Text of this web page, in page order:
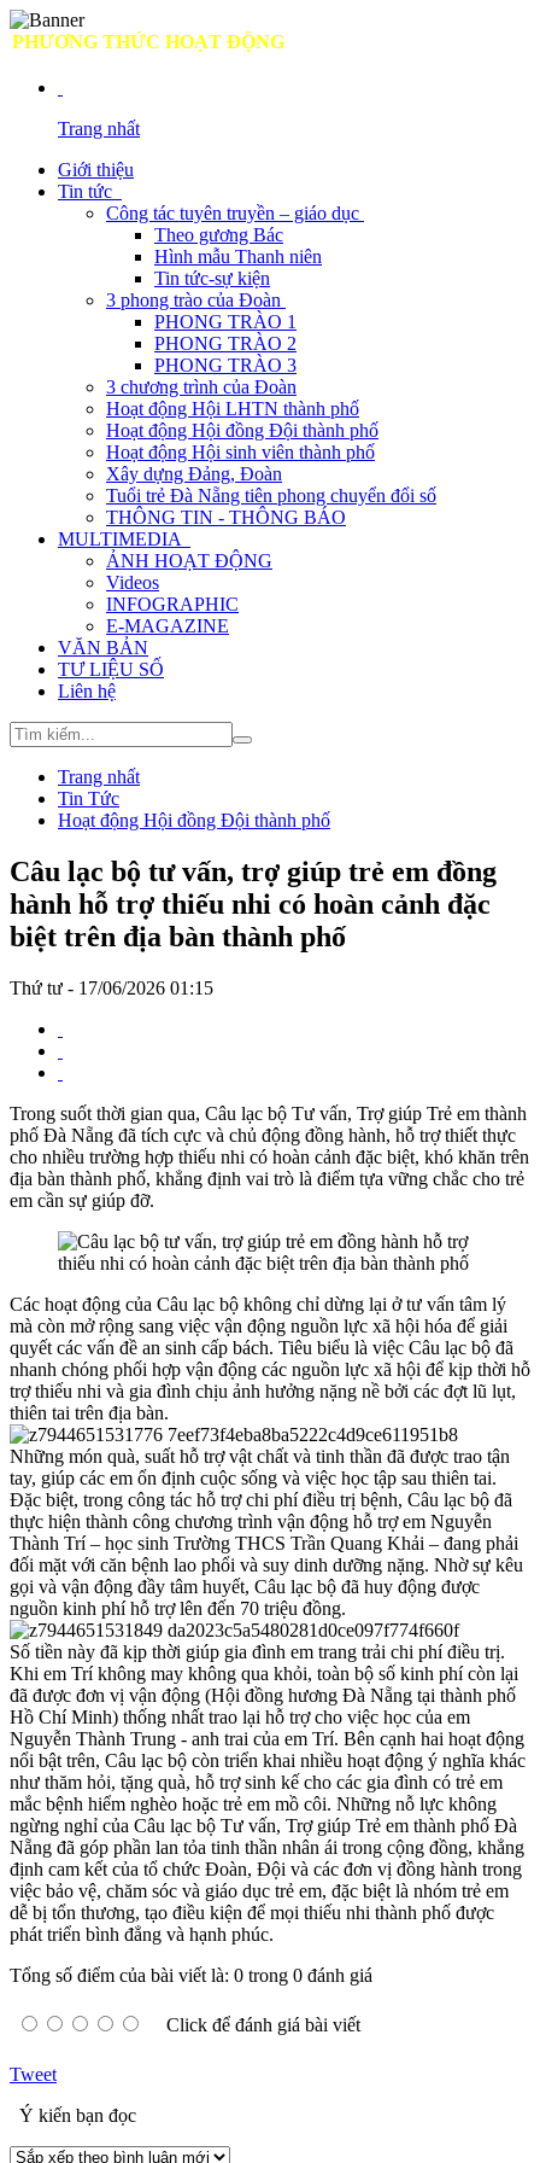
THỨC HOẠT ĐỘNG
Trang nhất
Giới thiệu
Tin tức
Công tác tuyên truyền – giáo dục
Theo gương Bác
Hình mẫu Thanh niên
Tin tức-sự kiện
3 phong trào của Đoàn
PHONG TRÀO 1
PHONG TRÀO 2
PHONG TRÀO 3
3 chương trình của Đoàn
Hoạt động Hội LHTN thành phố
Hoạt động Hội đồng Đội thành phố
Hoạt động Hội sinh viên thành phố
Xây dựng Đảng, Đoàn
Tuổi trẻ Đà Nẵng tiên phong chuyển đổi số
THÔNG TIN - THÔNG BÁO
MULTIMEDIA
ẢNH HOẠT ĐỘNG
Videos
INFOGRAPHIC
E-MAGAZINE
VĂN BẢN
TƯ LIỆU SỐ
Liên hệ
Trang nhất
Tin Tức
Hoạt động Hội đồng Đội thành phố
Câu lạc bộ tư vấn, trợ giúp trẻ em đồng
hành hỗ trợ thiếu nhi có hoàn cảnh đặc
biệt trên địa bàn thành phố
Thứ tư - 17/06/2026 01:15
Trong suốt thời gian qua, Câu lạc bộ Tư vấn, Trợ giúp Trẻ em thành
phố Đà Nẵng đã tích cực và chủ động đồng hành, hỗ trợ thiết thực
cho nhiều trường hợp thiếu nhi có hoàn cảnh đặc biệt, khó khăn trên
địa bàn thành phố, khẳng định vai trò là điểm tựa vững chắc cho trẻ
em cần sự giúp đỡ.
Các hoạt động của Câu lạc bộ không chỉ dừng lại ở tư vấn tâm lý
mà còn mở rộng sang việc vận động nguồn lực xã hội hóa để giải
quyết các vấn đề an sinh cấp bách. Tiêu biểu là việc Câu lạc bộ đã
nhanh chóng phối hợp vận động các nguồn lực xã hội để kịp thời hỗ
trợ thiếu nhi và gia đình chịu ảnh hưởng nặng nề bởi các đợt lũ lụt,
thiên tai trên địa bàn.
Những món quà, suất hỗ trợ vật chất và tinh thần đã được trao tận
tay, giúp các em ổn định cuộc sống và việc học tập sau thiên tai.
Đặc biệt, trong công tác hỗ trợ chi phí điều trị bệnh, Câu lạc bộ đã
thực hiện thành công chương trình vận động hỗ trợ em Nguyễn
Thành Trí – học sinh Trường THCS Trần Quang Khải – đang phải
đối mặt với căn bệnh lao phổi và suy dinh dưỡng nặng. Nhờ sự kêu
gọi và vận động đầy tâm huyết, Câu lạc bộ đã huy động được
nguồn kinh phí hỗ trợ lên đến 70 triệu đồng.
Số tiền này đã kịp thời giúp gia đình em trang trải chi phí điều trị.
Khi em Trí không may không qua khỏi, toàn bộ số kinh phí còn lại
đã được đơn vị vận động (Hội đồng hương Đà Nẵng tại thành phố
Hồ Chí Minh) thống nhất trao lại hỗ trợ cho việc học của em
Nguyễn Thành Trung - anh trai của em Trí. Bên cạnh hai hoạt động
nổi bật trên, Câu lạc bộ còn triển khai nhiều hoạt động ý nghĩa khác
như thăm hỏi, tặng quà, hỗ trợ sinh kế cho các gia đình có trẻ em
mắc bệnh hiểm nghèo hoặc trẻ em mồ côi. Những nỗ lực không
ngừng nghỉ của Câu lạc bộ Tư vấn, Trợ giúp Trẻ em thành phố Đà
Nẵng đã góp phần lan tỏa tinh thần nhân ái trong cộng đồng, khẳng
định cam kết của tổ chức Đoàn, Đội và các đơn vị đồng hành trong
việc bảo vệ, chăm sóc và giáo dục trẻ em, đặc biệt là nhóm trẻ em
dễ bị tổn thương, tạo điều kiện để mọi thiếu nhi thành phố được
phát triển bình đẳng và hạnh phúc.
Tổng số điểm của bài viết là: 0 trong 0 đánh giá
Click để đánh giá bài viết
Tweet
Ý kiến bạn đọc